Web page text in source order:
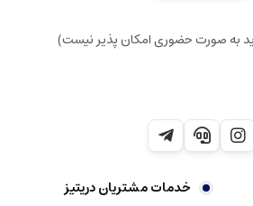
خدمات مشتریان دریتیز